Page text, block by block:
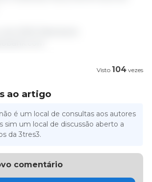
2025/ Rabobank.
Visto 104 vezes
ao artigo
é um local de consultas aos autores
sim um local de discussão aberto a
da 3tres3.
comentário